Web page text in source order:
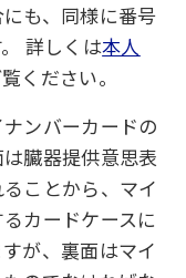
も、同様に番号
詳しくは本人
ください。
ンバーカードの
臓器提供意思表
ことから、マイ
カードケースに
が、裏面はマイ